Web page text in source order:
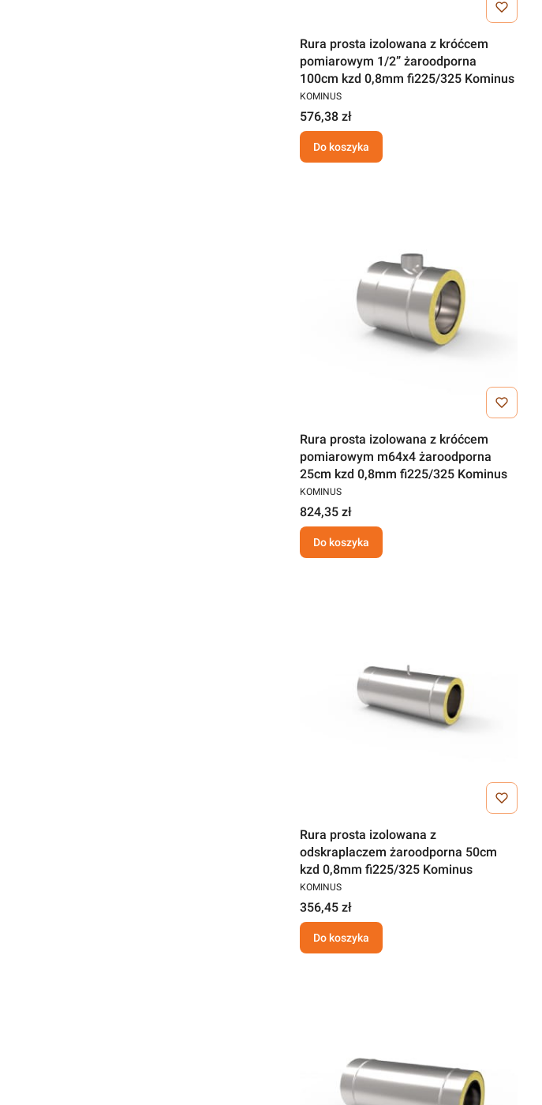
Rura prosta izolowana z króćcem
pomiarowym 1/2” żaroodporna
100cm kzd 0,8mm fi225/325 Kominus
KOMINUS
576,38 zł
Do koszyka
Rura prosta izolowana z króćcem
pomiarowym m64x4 żaroodporna
25cm kzd 0,8mm fi225/325 Kominus
KOMINUS
824,35 zł
Do koszyka
Rura prosta izolowana z
odskraplaczem żaroodporna 50cm
kzd 0,8mm fi225/325 Kominus
KOMINUS
356,45 zł
Do koszyka